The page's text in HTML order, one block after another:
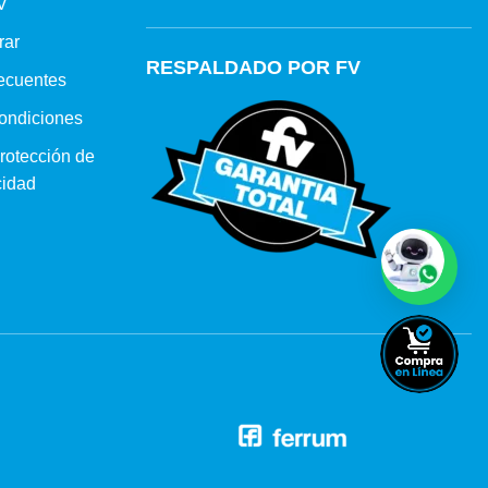
de
RESPALDADO POR FV